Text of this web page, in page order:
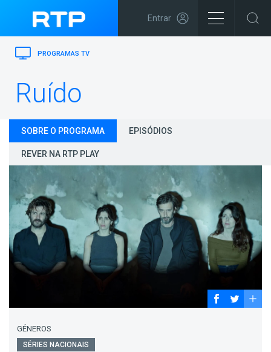
Entrar
PROGRAMAS TV
Ruído
SOBRE O PROGRAMA EPISÓDIOS
REVER NA RTP PLAY
GÉNEROS
SÉRIES NACIONAIS